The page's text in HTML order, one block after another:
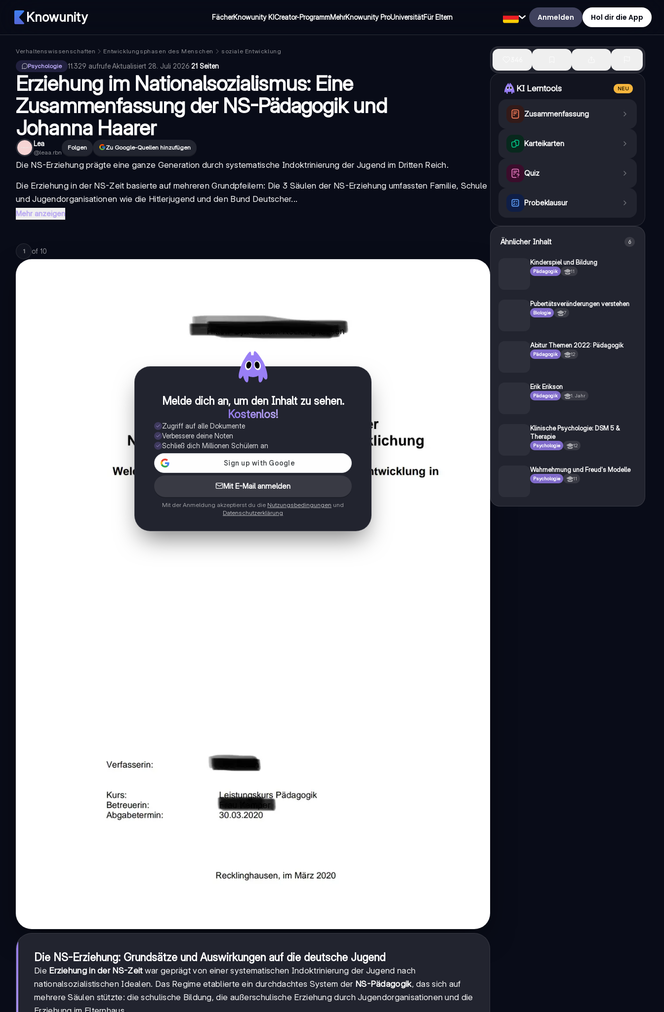
Knowunity FächerKnowunity KICreator-ProgrammMehrKnowunity ProUniversitätFür Eltern Anmelden Hol dir die App
Verhaltenswissenschaften Entwicklungsphasen des Menschen
soziale Entwicklung
Psychologie
11.329 aufrufe·Aktualisiert 28. Juli 2026·21 Seiten
Erziehung im Nationalsozialismus: Eine
Zusammenfassung der NS-Pädagogik und
Johanna Haarer
Lea
@leaa.rbn
Folgen Zu Google-Quellen hinzufügen
Die NS-Erziehungprägte eine ganze Generation durch systematische Indoktrinierung der Jugend im Dritten Reich.
Die Erziehung in der NS-Zeit basierte auf mehreren Grundpfeilern: Die3 Säulen der NS-Erziehung umfassten Familie, Schule
und Jugendorganisationen wie die Hitlerjugend und den Bund Deutscher...
Mehr anzeigen
1 of 10
Melde dich an, um den Inhalt zu sehen.
Kostenlos!
Zugriff auf alle Dokumente
Verbessere deine Noten
Schließ dich Millionen Schülern an
Mit E-Mail anmelden
Mit der Anmeldung akzeptierst du die Nutzungsbedingungen und
Datenschutzerklärung
Die NS-Erziehung: Grundsätze und Auswirkungen auf die deutsche Jugend
Die Erziehung in der NS-Zeitwar geprägt von einer systematischen Indoktrinierung der Jugend nach
nationalsozialistischen Idealen. Das Regime etablierte ein durchdachtes System der NS-Pädagogik, das sich auf
mehrere Säulen stützte: die schulische Bildung, die außerschulische Erziehung durch Jugendorganisationen und die
KI Lerntools NEU
Zusammenfassung
Karteikarten
Quiz
Probeklausur
Ähnlicher Inhalt 6
Kinderspiel und Bildung
Pädagogik 11
Pubertätsveränderungen verstehen
Biologie 7
Abitur Themen 2022: Pädagogik
Pädagogik 12
Erik Erikson
Pädagogik 1. Jahr
Klinische Psychologie: DSM 5 &
Therapie
Psychologie 12
Wahrnehmung und Freud's Modelle
Psychologie 11